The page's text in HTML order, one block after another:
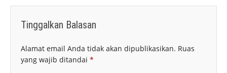
Tinggalkan Balasan
Alamat email Anda tidak akan dipublikasikan. Ruas
yang wajib ditandai *